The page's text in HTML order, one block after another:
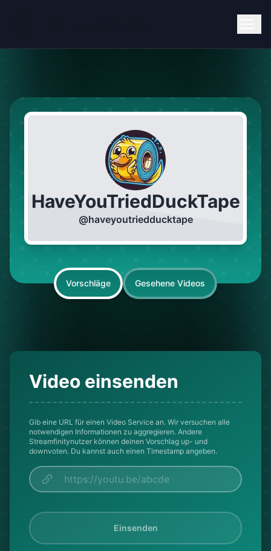
HaveYouTriedDuckTape
@haveyoutriedducktape
Vorschläge Gesehene Videos
Video einsenden
Gib eine URL für einen Video Service an. Wir versuchen alle
notwendigen Informationen zu aggregieren. Andere
Streamfinitynutzer können deinen Vorschlag up- und
downvoten. Du kannst auch einen Timestamp angeben.
Einsenden